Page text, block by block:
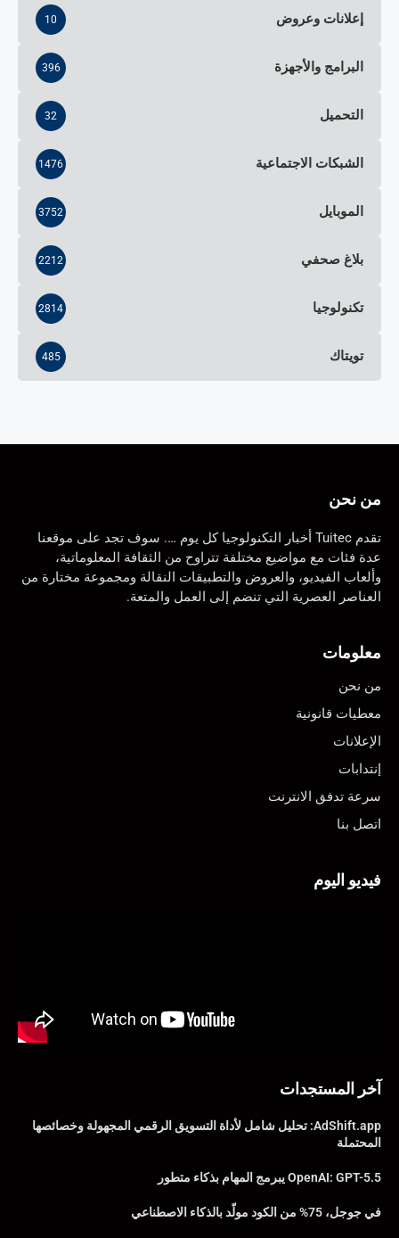
إعلانات وعروض 10
البرامج والأجهزة 396
التحميل 32
الشبكات الاجتماعية 1476
الموبايل 3752
بلاغ صحفي 2212
تكنولوجيا 2814
تويتاك 485
من نحن
تقدم Tuitec أخبار التكنولوجيا كل يوم …. سوف تجد على موقعنا
عدة فئات مع مواضيع مختلفة تتراوح من الثقافة المعلوماتية،
وألعاب الفيديو، والعروض والتطبيقات النقالة ومجموعة مختارة من
العناصر العصرية التي تنضم إلى العمل والمتعة.
معلومات
من نحن
معطيات قانونية
الإعلانات
إنتدابات
سرعة تدفق الانترنت
اتصل بنا
فيديو اليوم
آخر المستجدات
AdShift.app: تحليل شامل لأداة التسويق الرقمي المجهولة وخصائصها
المحتملة
OpenAI: GPT-5.5 يبرمج المهام بذكاء متطور
في جوجل، 75% من الكود مولّد بالذكاء الاصطناعي